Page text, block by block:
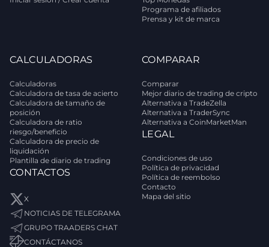
Programa de afiliados
Prensa y kit de marca
CALCULADORAS
Calculadoras
Calculadora de tasa de acierto
Calculadora de tamaño de
posición
Calculadora de ratio
riesgo/beneficio
Calculadora de precio de
liquidación
Plantilla de diario de trading
CONTACTOS
X
NOTICIAS DE TELEGRAMA
GRUPO TRAADERS CHAT
CONTÁCTANOS
COMPARAR
Comparar
Mejor diario de trading de cripto
Alternativa a TradeZella
Alternativa a TraderSync
Alternativa a CoinMarketMan
LEGAL
Condiciones de uso
Política de privacidad
Política de reembolso
Contacto
Mapa del sitio